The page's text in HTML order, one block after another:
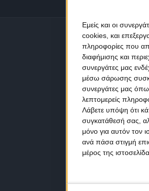
Εμείς και οι
cookies, και
πληροφορίες που
διαφήμισης και
συνεργάτες μας
μέσω σάρωσης
συνεργάτες μας
λεπτομερείς
Λάβετε υπόψη ότι
συγκατάθεσή σας,
μόνο για αυτόν τον
ανά πάσα στιγμή
μέρος της